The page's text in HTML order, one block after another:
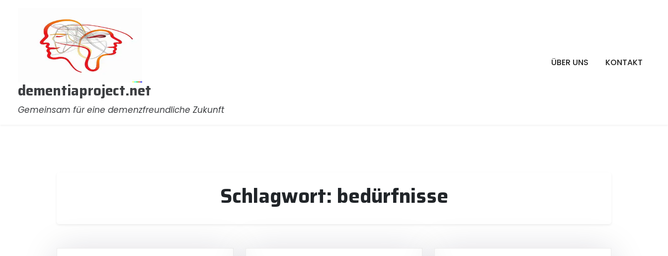
dementiaproject.net
Gemeinsam für eine demenzfreundliche Zukunft
ÜBER UNS KONTAKT
Schlagwort: bedürfnisse